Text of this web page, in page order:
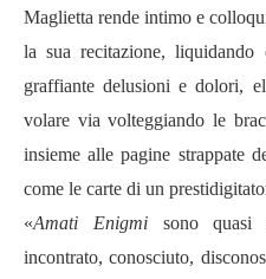
Maglietta rende intimo e
la sua recitazione,
graffiante delusioni e dolori,
volare via volteggiando le
insieme alle pagine strappate
come le carte di un
«Amati Enigmisono quasi
incontrato, conosciuto,